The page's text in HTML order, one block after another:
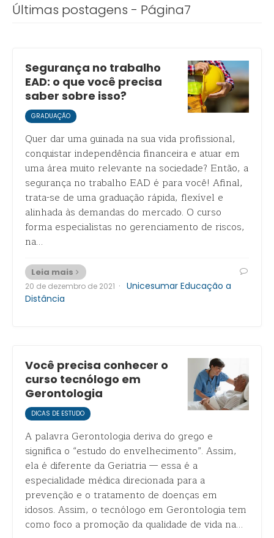
Últimas postagens - Página7
Segurança no trabalho
EAD: o que você precisa
saber sobre isso?
GRADUAÇÃO
Quer dar uma guinada na sua vida profissional,
conquistar independência financeira e atuar em
uma área muito relevante na sociedade? Então, a
segurança no trabalho EAD é para você! Afinal,
trata-se de uma graduação rápida, flexível e
alinhada às demandas do mercado. O curso
forma especialistas no gerenciamento de riscos,
na…
Leia mais
20 de dezembro de 2021 · Unicesumar Educação a
Distância
Você precisa conhecer o
curso tecnólogo em
Gerontologia
DICAS DE ESTUDO
A palavra Gerontologia deriva do grego e
significa o “estudo do envelhecimento”. Assim,
ela é diferente da Geriatria — essa é a
especialidade médica direcionada para a
prevenção e o tratamento de doenças em
idosos. Assim, o tecnólogo em Gerontologia tem
como foco a promoção da qualidade de vida na…